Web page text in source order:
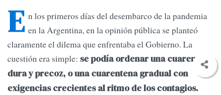
E n los primeros días del desembarco de la pandemia
en la Argentina, en la opinión pública se planteó
claramente el dilema que enfrentaba el Gobierno. La
cuestión era simple: se podía ordenar una cuarentena
dura y precoz, o una cuarentena gradual con
exigencias crecientes al ritmo de los contagios.